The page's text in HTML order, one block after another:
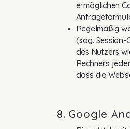
ermöglichen
Regelmäßig
(sog. Session-
des Nutzers
Rechners
dass die
8. Google